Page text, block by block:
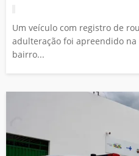
Um veículo com registro de
adulteração foi apreendido
bairro...